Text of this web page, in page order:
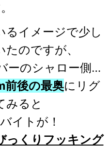
るイメージで少し
のですが、
ーのシャロー側…
後の最奥にリグ
みると
イトが！
っくりフッキング